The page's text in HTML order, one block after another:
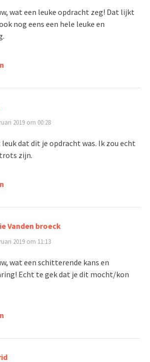
wat een leuke opdracht zeg! Dat lijkt
nog eens een hele leuke en
2019 om 00:28
leuk dat dit je opdracht was. Ik zou echt
zijn.
Vanden broeck
2019 om 11:13
wat een schitterende kans en
Echt te gek dat je dit mocht/kon